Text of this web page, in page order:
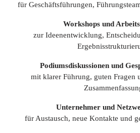
für Geschäftsführungen,
Workshops und
zur Ideenentwicklung,
Podiumsdiskussionen und
mit klarer Führung, guten Fragen
Unternehmer und
für Austausch, neue Kontakte und